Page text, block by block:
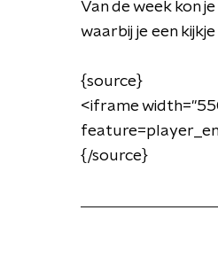
Van de week kon
waarbij je een
{source}
<iframe
{/source}